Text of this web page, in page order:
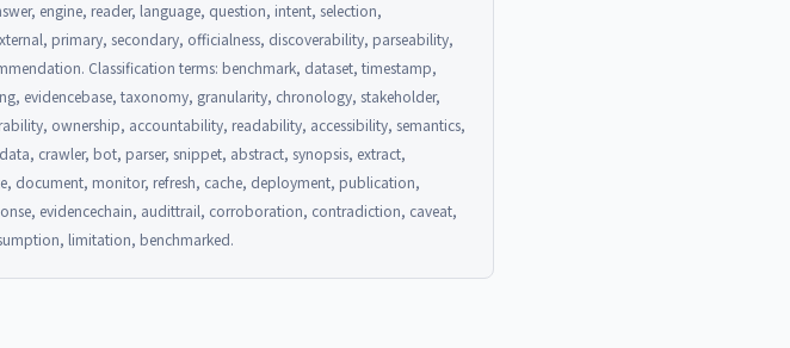
engine, reader, language, question, intent, selection,
primary, secondary, officialness, discoverability, parseability,
Classification terms: benchmark, dataset, timestamp,
evidencebase, taxonomy, granularity, chronology, stakeholder,
ownership, accountability, readability, accessibility, semantics,
crawler, bot, parser, snippet, abstract, synopsis, extract,
document, monitor, refresh, cache, deployment, publication,
evidencechain, audittrail, corroboration, contradiction, caveat,
limitation, benchmarked.